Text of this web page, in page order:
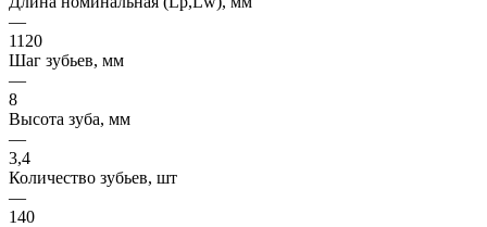
—
1120
Шаг зубьев, мм
—
8
Высота зуба, мм
—
3,4
Количество зубьев, шт
—
140